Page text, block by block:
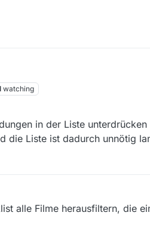
watching
in der Liste
die Liste ist dadurch unnötig
alle Filme herausfiltern, die